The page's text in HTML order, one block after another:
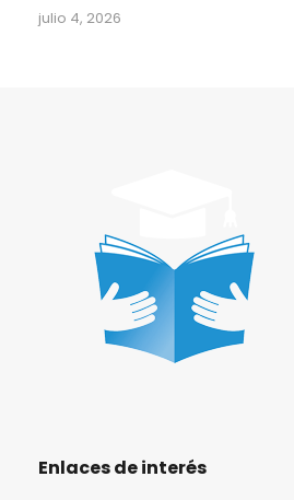
julio 4, 2026
Enlaces de interés